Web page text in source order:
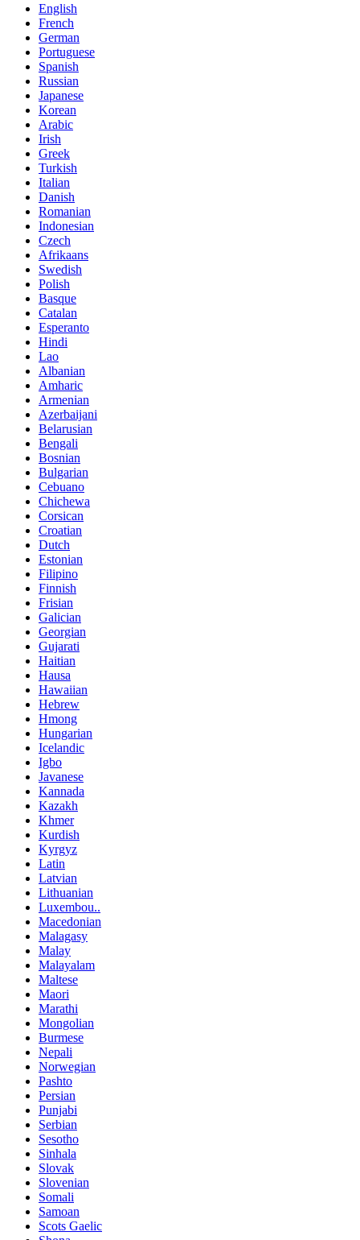
English
French
German
Portuguese
Spanish
Russian
Japanese
Korean
Arabic
Irish
Greek
Turkish
Italian
Danish
Romanian
Indonesian
Czech
Afrikaans
Swedish
Polish
Basque
Catalan
Esperanto
Hindi
Lao
Albanian
Amharic
Armenian
Azerbaijani
Belarusian
Bengali
Bosnian
Bulgarian
Cebuano
Chichewa
Corsican
Croatian
Dutch
Estonian
Filipino
Finnish
Frisian
Galician
Georgian
Gujarati
Haitian
Hausa
Hawaiian
Hebrew
Hmong
Hungarian
Icelandic
Igbo
Javanese
Kannada
Kazakh
Khmer
Kurdish
Kyrgyz
Latin
Latvian
Lithuanian
Luxembou..
Macedonian
Malagasy
Malay
Malayalam
Maltese
Maori
Marathi
Mongolian
Burmese
Nepali
Norwegian
Pashto
Persian
Punjabi
Serbian
Sesotho
Sinhala
Slovak
Slovenian
Somali
Samoan
Scots Gaelic